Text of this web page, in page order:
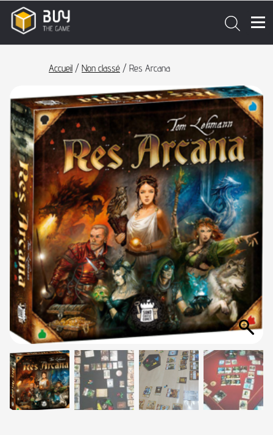
Accueil / Non classé / Res Arcana